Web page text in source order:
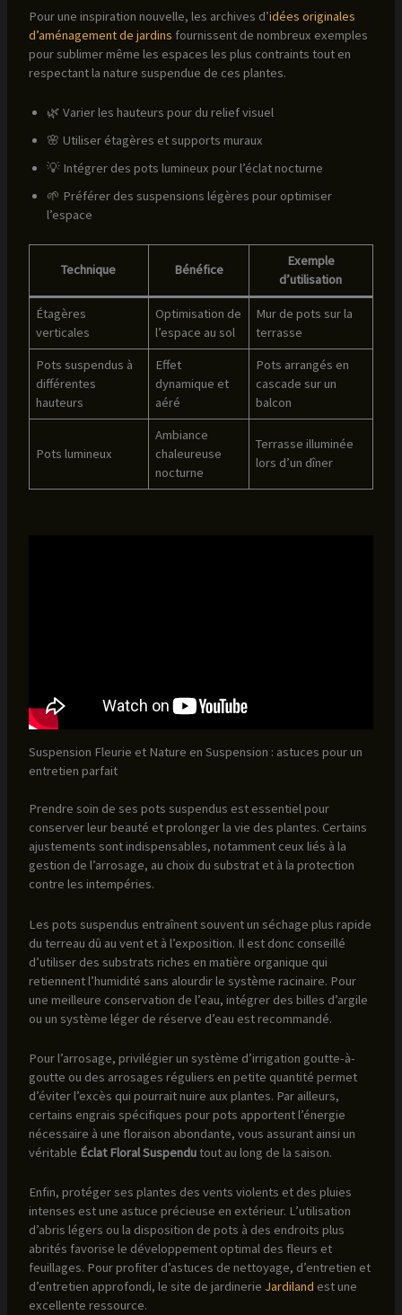
Pour une inspiration nouvelle, les archives d’idées originales
d’aménagement de jardins fournissent de nombreux exemples
pour sublimer même les espaces les plus contraints tout en
respectant la nature suspendue de ces plantes.
🌿 Varier les hauteurs pour du relief visuel
🌸 Utiliser étagères et supports muraux
💡 Intégrer des pots lumineux pour l’éclat nocturne
🌱 Préférer des suspensions légères pour optimiser
l’espace
Technique Bénéfice
Exemple
d’utilisation
Étagères
verticales
Optimisation de
l’espace au sol
Mur de pots sur la
terrasse
Pots suspendus à
différentes
hauteurs
Effet
dynamique et
aéré
Pots arrangés en
cascade sur un
balcon
Pots lumineux
Ambiance
chaleureuse
nocturne
Terrasse illuminée
lors d’un dîner
Suspension Fleurie et Nature en Suspension : astuces pour un
entretien parfait
Prendre soin de ses pots suspendus est essentiel pour
conserver leur beauté et prolonger la vie des plantes. Certains
ajustements sont indispensables, notamment ceux liés à la
gestion de l’arrosage, au choix du substrat et à la protection
contre les intempéries.
Les pots suspendus entraînent souvent un séchage plus rapide
du terreau dû au vent et à l’exposition. Il est donc conseillé
d’utiliser des substrats riches en matière organique qui
retiennent l’humidité sans alourdir le système racinaire. Pour
une meilleure conservation de l’eau, intégrer des billes d’argile
ou un système léger de réserve d’eau est recommandé.
Pour l’arrosage, privilégier un système d’irrigation goutte-à-
goutte ou des arrosages réguliers en petite quantité permet
d’éviter l’excès qui pourrait nuire aux plantes. Par ailleurs,
certains engrais spécifiques pour pots apportent l’énergie
nécessaire à une floraison abondante, vous assurant ainsi un
véritable Éclat Floral Suspendutout au long de la saison.
Enfin, protéger ses plantes des vents violents et des pluies
intenses est une astuce précieuse en extérieur. L’utilisation
d’abris légers ou la disposition de pots à des endroits plus
abrités favorise le développement optimal des fleurs et
feuillages. Pour profiter d’astuces de nettoyage, d’entretien et
d’entretien approfondi, le site de jardinerie Jardiland est une
excellente ressource.